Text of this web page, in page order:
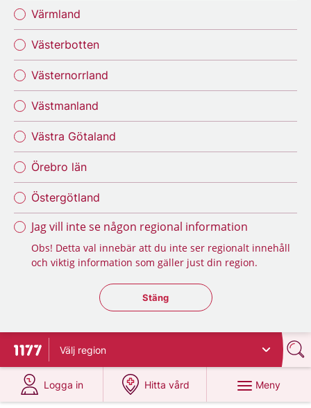
Värmland
Västerbotten
Västernorrland
Västmanland
Västra Götaland
Örebro län
Östergötland
Jag vill inte se någon regional information
Obs! Detta val innebär att du inte ser regionalt innehåll
och viktig information som gäller just din region.
Stäng regionsväljaren
Stäng
Till startsidan för 1177
Välj region
Logga in
på 1177.se
Hitta vård
på 1177.se
Meny